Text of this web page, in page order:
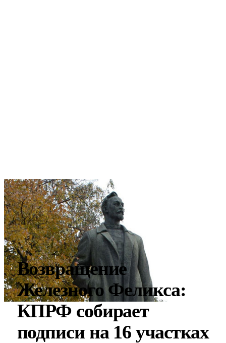
Возвращение
Железного Феликса:
КПРФ собирает
подписи на 16 участках